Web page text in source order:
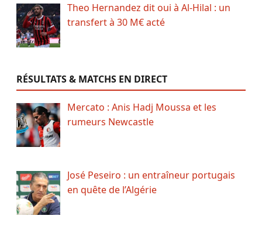
Theo Hernandez dit oui à Al-Hilal : un
transfert à 30 M€ acté
RÉSULTATS & MATCHS EN DIRECT
Mercato : Anis Hadj Moussa et les
rumeurs Newcastle
José Peseiro : un entraîneur portugais
en quête de l’Algérie